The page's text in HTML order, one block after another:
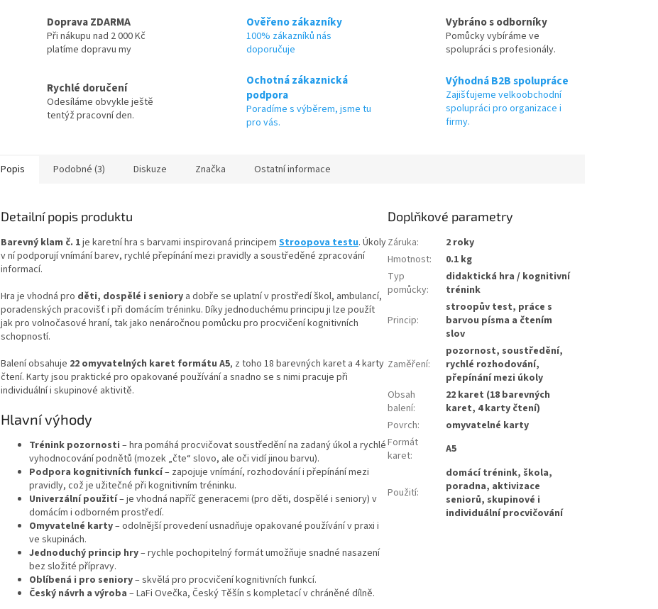
Doprava ZDARMA
Při nákupu nad 2 000 Kč
platíme dopravu my
Ověřeno zákazníky
100% zákazníků nás
doporučuje
Vybráno s odborníky
Pomůcky vybíráme ve
spolupráci s profesionály.
Rychlé doručení
Odesíláme obvykle ještě
tentýž pracovní den.
Ochotná zákaznická
podpora
Poradíme s výběrem, jsme tu
pro vás.
Výhodná B2B spolupráce
Zajišťujeme velkoobchodní
spolupráci pro organizace i
firmy.
Popis Podobné (3) Diskuze Značka Ostatní informace
Detailní popis produktu
Barevný klam č. 1je karetní hra s barvami inspirovaná principem Stroopova testu. Úkoly
v ní podporují vnímání barev, rychlé přepínání mezi pravidly a soustředěné zpracování
informací.
Hra je vhodná pro děti, dospělé i seniory a dobře se uplatní v prostředí škol, ambulancí,
poradenských pracovišť i při domácím tréninku. Díky jednoduchému principu ji lze použít
jak pro volnočasové hraní, tak jako nenáročnou pomůcku pro procvičení kognitivních
schopností.
Balení obsahuje 22 omyvatelných karet formátu A5, z toho 18 barevných karet a 4 karty
čtení. Karty jsou praktické pro opakované používání a snadno se s nimi pracuje při
individuální i skupinové aktivitě.
Hlavní výhody
Trénink pozornosti – hra pomáhá procvičovat soustředění na zadaný úkol a rychlé
vyhodnocování podnětů (mozek „čte“ slovo, ale oči vidí jinou barvu).
Podpora kognitivních funkcí– zapojuje vnímání, rozhodování i přepínání mezi
pravidly, což je užitečné při kognitivním tréninku.
Univerzální použití– je vhodná napříč generacemi (pro děti, dospělé i seniory) v
domácím i odborném prostředí.
Omyvatelné karty– odolnější provedení usnadňuje opakované používání v praxi i
ve skupinách.
Jednoduchý princip hry– rychle pochopitelný formát umožňuje snadné nasazení
bez složité přípravy.
Oblíbená i pro seniory– skvělá pro procvičení kognitivních funkcí.
Český návrh a výroba – LaFi Ovečka, Český Těšín s kompletací v chráněné dílně.
Doplňkové parametry
Záruka:
2 roky
Hmotnost:
0.1 kg
Typ
pomůcky:
didaktická hra / kognitivní
trénink
Princip:
stroopův test, práce s
barvou písma a čtením
slov
Zaměření:
pozornost, soustředění,
rychlé rozhodování,
přepínání mezi úkoly
Obsah
balení:
22 karet (18 barevných
karet, 4 karty čtení)
Povrch:
omyvatelné karty
Formát
karet: A5
Použití:
domácí trénink, škola,
poradna, aktivizace
seniorů, skupinové i
individuální procvičování